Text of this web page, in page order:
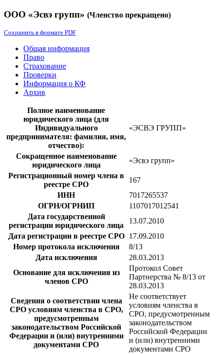
ООО «Эсвэ групп» (Членство прекращено)
Сохранить в формате PDF
Общая информация
Право
Страхование
Проверки
Информация о КФ
Архив
Полное наименование
юридического лица (для
Индивидуального
предпринимателя: фамилия, имя,
отчество):
«ЭСВЭ ГРУПП»
Сокращенное наименование
юридического лица
«Эсвэ групп»
Регистрационный номер члена в
реестре СРО
167
ИНН
7017265537
ОГРН/ОГРНИП
1107017012541
Дата государственной
регистрации юридического лица
13.07.2010
Дата регистрации в реестре СРО
17.09.2010
Номер протокола исключения
8/13
Дата исключения
28.03.2013
Основание для исключения из
членов СРО
Протокол Совет
Партнерства № 8/13 от
28.03.2013
Сведения о соответствии члена
СРО условиям членства в СРО,
предусмотренным
законодательством Российской
Федерации и (или) внутренними
документами СРО
Не соответствует
условиям членства в
СРО, предусмотренным
законодательством
Российской Федерации
и (или) внутренними
документами СРО